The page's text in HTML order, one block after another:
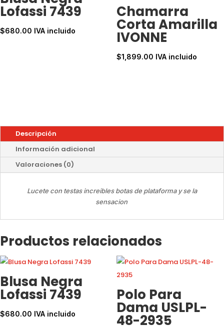
Lofassi 7439
$680.00 IVA incluido
Chamarra
Corta Amarilla
IVONNE
$1,899.00 IVA incluido
Descripción
Información adicional
Valoraciones (0)
Lucete con testas increibles botas de plataforma y se la
sensacion
Productos relacionados
Blusa Negra
Lofassi 7439
$680.00 IVA incluido
Polo Para
Dama USLPL-
48-2935